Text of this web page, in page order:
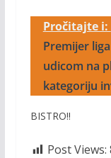
Pročitajte i:
Premijer
udicom na
kategoriju
BISTRO!!
Post Views: